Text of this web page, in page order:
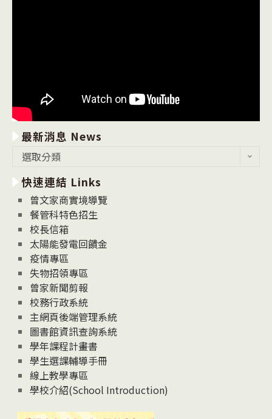
最新消息 News
消
息
News
選取分類
快速連結 Links
曾文家商實境導覽
餐管科特色招生
校長信箱
太陽能發電回饋金
疫情專區
失物招領專區
曾家新聞剪報
校務行政系統
主網頁後端管理系統
圖書館資訊查詢系統
學年課程計畫書
學生選課輔導手冊
線上教學專區
學校介紹(School Introduction)